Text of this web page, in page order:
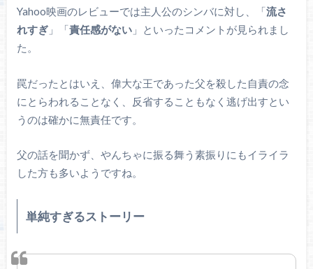
Yahoo映画のレビューでは主人公のシンバに対し、「流さ
れすぎ」「責任感がない」といったコメントが見られまし
た。
罠だったとはいえ、偉大な王であった父を殺した自責の念
にとらわれることなく、反省することもなく逃げ出すとい
うのは確かに無責任です。
父の話を聞かず、やんちゃに振る舞う素振りにもイライラ
した方も多いようですね。
単純すぎるストーリー